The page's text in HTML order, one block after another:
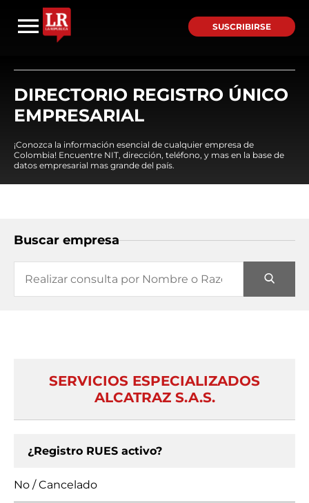
SUSCRIBIRSE
DIRECTORIO REGISTRO ÚNICO
EMPRESARIAL
¡Conozca la información esencial de cualquier empresa de
Colombia! Encuentre NIT, dirección, teléfono, y mas en la base de
datos empresarial mas grande del país.
Buscar empresa
SERVICIOS ESPECIALIZADOS
ALCATRAZ S.A.S.
¿Registro RUES activo?
No / Cancelado